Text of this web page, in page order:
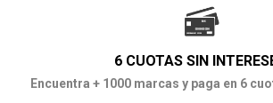
6 CUOTAS SIN
Encuentra + 1000 marcas y paga en 6